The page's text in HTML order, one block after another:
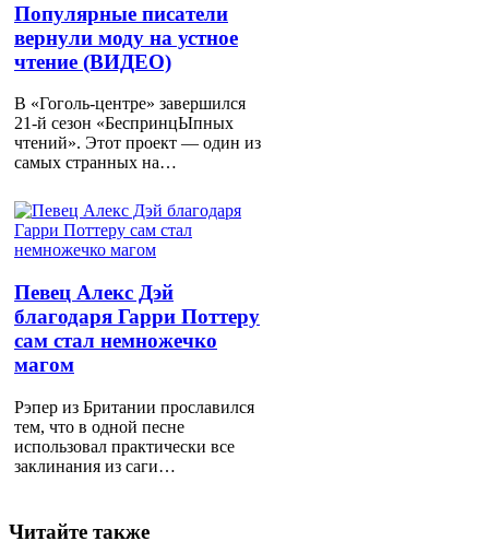
Популярные писатели
вернули моду на устное
чтение (ВИДЕО)
В «Гоголь-центре» завершился
21-й сезон «БеспринцЫпных
чтений». Этот проект — один из
самых странных на…
Певец Алекс Дэй
благодаря Гарри Поттеру
сам стал немножечко
магом
Рэпер из Британии прославился
тем, что в одной песне
использовал практически все
заклинания из саги…
Читайте также